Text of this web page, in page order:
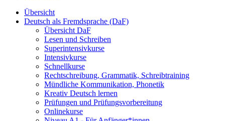
Übersicht
Deutsch als Fremdsprache (DaF)
Übersicht DaF
Lesen und Schreiben
Superintensivkurse
Intensivkurse
Schnellkurse
Rechtschreibung, Grammatik, Schreibtraining
Mündliche Kommunikation, Phonetik
Kreativ Deutsch lernen
Prüfungen und Prüfungsvorbereitung
Onlinekurse